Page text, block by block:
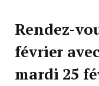
Rendez-
février
mardi 25